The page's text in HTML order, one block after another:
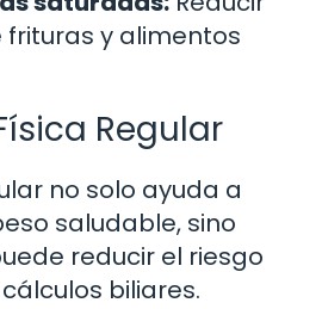
frituras y alimentos
Regular
no solo ayuda a
saludable, sino
reducir el riesgo
biliares.